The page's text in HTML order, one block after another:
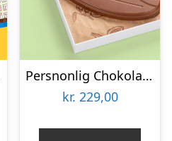
Persnonlig Chokoladeblomst med Billede
kr. 229,00